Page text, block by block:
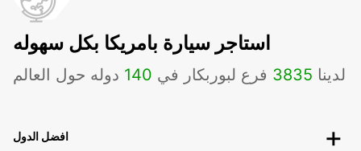
استاجر سيارة بامريكا بكل سهوله
لدينا 3835 فرع لبوربكار في 140 دوله حول العالم
افضل الدول